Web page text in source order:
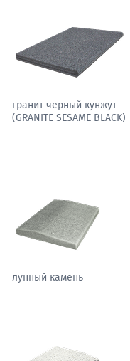
гранит черный кунжут
(GRANITE SESAME BLACK)
лунный камень